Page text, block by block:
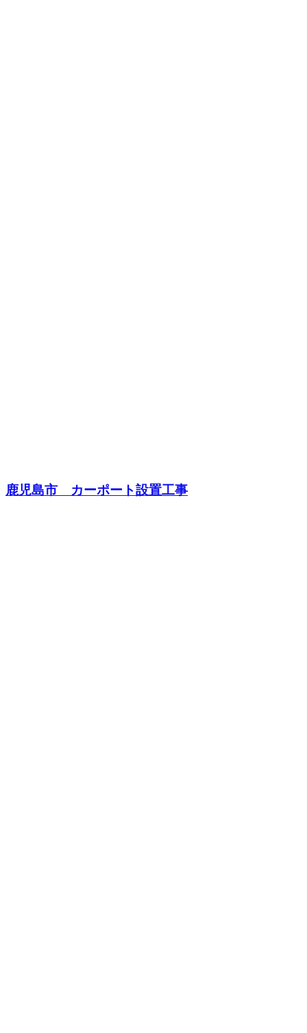
鹿児島市 カーポート設置工事